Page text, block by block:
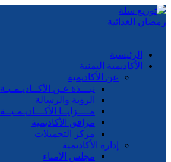
الرئيسية
الأكاديمية اليمنية
عن الأكاديمية
نبـــذة عـن الأكــاديـمـيـة
الرؤية والرسالة
مــــزايــا الأكـــاديـمـيــة
مرافق الأكاديمية
مركز التحميلات
إدارة الأكاديمية
مجلس الأمناء